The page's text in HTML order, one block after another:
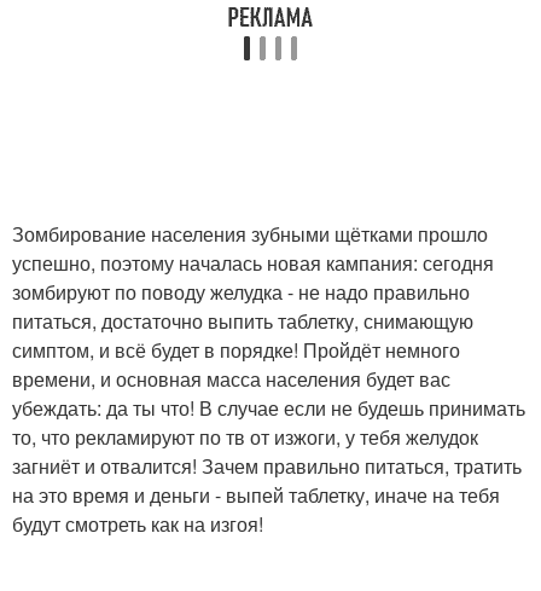
Зомбирование населения зубными щётками прошло
успешно, поэтому началась новая кампания: сегодня
зомбируют по поводу желудка - не надо правильно
питаться, достаточно выпить таблетку, снимающую
симптом, и всё будет в порядке! Пройдёт немного
времени, и основная масса населения будет вас
убеждать: да ты что! В случае если не будешь принимать
то, что рекламируют по тв от изжоги, у тебя желудок
загниёт и отвалится! Зачем правильно питаться, тратить
на это время и деньги - выпей таблетку, иначе на тебя
будут смотреть как на изгоя!